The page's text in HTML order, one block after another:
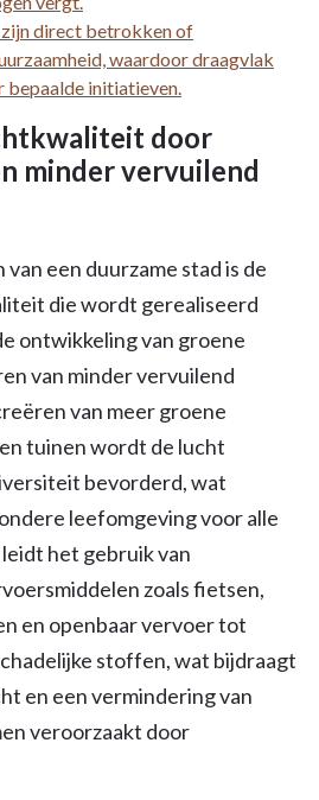
direct betrokken of
waardoor draagvlak
initiatieven.
door
minder vervuilend
van een duurzame stad is de
die wordt gerealiseerd
ontwikkeling van groene
van minder vervuilend
van meer groene
tuinen wordt de lucht
bevorderd, wat
leefomgeving voor alle
het gebruik van
zoals fietsen,
en openbaar vervoer tot
stoffen, wat bijdraagt
en een vermindering van
veroorzaakt door